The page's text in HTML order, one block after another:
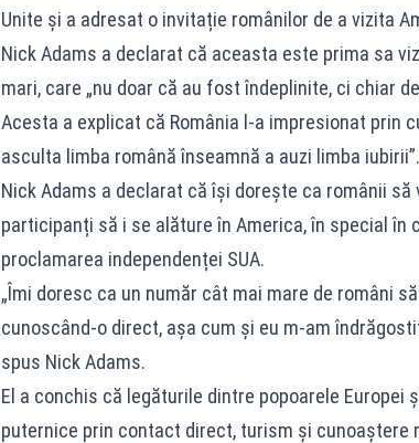
Unite și a adresat o invitație românilor de a vizita
Nick Adams a declarat că aceasta este prima sa
mari, care „nu doar că au fost îndeplinite, ci chiar
Acesta a explicat că România l-a impresionat prin
asculta limba română înseamnă a auzi limba iubirii”.
Nick Adams a declarat că își dorește ca românii
participanți să i se alăture în America, în special în
proclamarea independenței SUA.
„Îmi doresc ca un număr cât mai mare de români
cunoscând-o direct, așa cum și eu m-am
spus Nick Adams.
El a conchis că legăturile dintre popoarele Europei
puternice prin contact direct, turism și cunoaștere